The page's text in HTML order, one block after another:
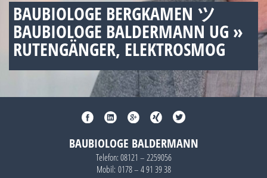
BAUBIOLOGE BERGKAMEN ツ
BAUBIOLOGE BALDERMANN UG »
RUTENGÄNGER, ELEKTROSMOG
BAUBIOLOGE BALDERMANN
Telefon: 08121 – 2259056
Mobil: 0178 – 4 91 39 38